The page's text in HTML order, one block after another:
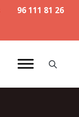
96 111 81 26